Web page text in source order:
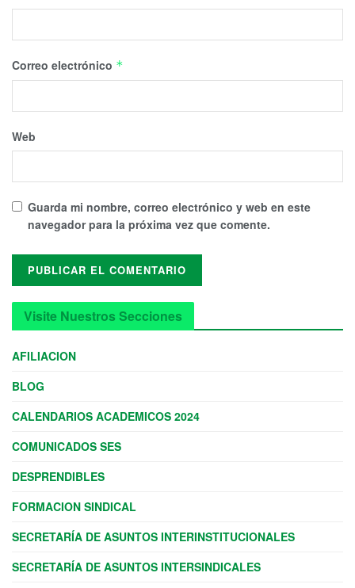
Correo electrónico *
Web
Guarda mi nombre, correo electrónico y web en este
navegador para la próxima vez que comente.
Visite Nuestros Secciones
AFILIACION
BLOG
CALENDARIOS ACADEMICOS 2024
COMUNICADOS SES
DESPRENDIBLES
FORMACION SINDICAL
SECRETARÍA DE ASUNTOS INTERINSTITUCIONALES
SECRETARÍA DE ASUNTOS INTERSINDICALES